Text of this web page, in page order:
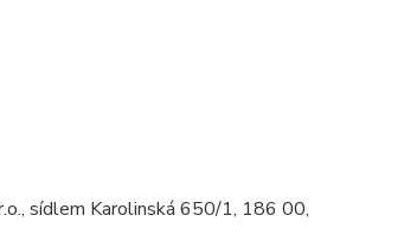
sídlem Karolinská 650/1, 186 00,